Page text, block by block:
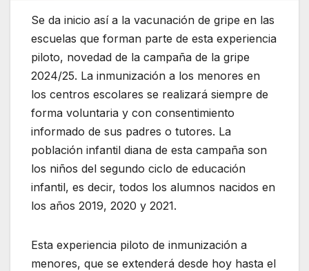
Se da inicio así a la vacunación de gripe en las
escuelas que forman parte de esta experiencia
piloto, novedad de la campaña de la gripe
2024/25. La inmunización a los menores en
los centros escolares se realizará siempre de
forma voluntaria y con consentimiento
informado de sus padres o tutores. La
población infantil diana de esta campaña son
los niños del segundo ciclo de educación
infantil, es decir, todos los alumnos nacidos en
los años 2019, 2020 y 2021.
Esta experiencia piloto de inmunización a
menores, que se extenderá desde hoy hasta el